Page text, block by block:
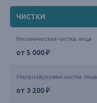
ЧИСТКИ
Механическая чистка лица
от 5 000 ₽
Ультрозвуковая чистка лица
от 3 200 ₽